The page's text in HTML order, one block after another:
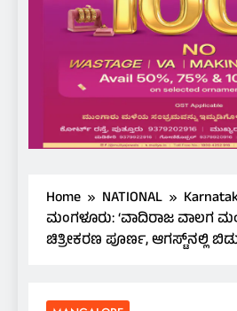
Home NATIONAL
ಮಂಗಳೂರು: ‘ವಾದಿರಾಜ ವಾಲಗ
ಚಿತ್ರೀಕರಣ ಪೂರ್ಣ, ಆಗಸ್ಟ್‌ನಲ್ಲಿ